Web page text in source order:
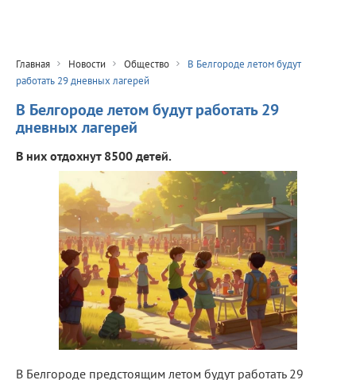
Главная Новости Общество
В Белгороде летом будут
работать 29 дневных лагерей
В Белгороде летом будут работать 29
дневных лагерей
В них отдохнут 8500 детей.
В Белгороде предстоящим летом будут работать 29